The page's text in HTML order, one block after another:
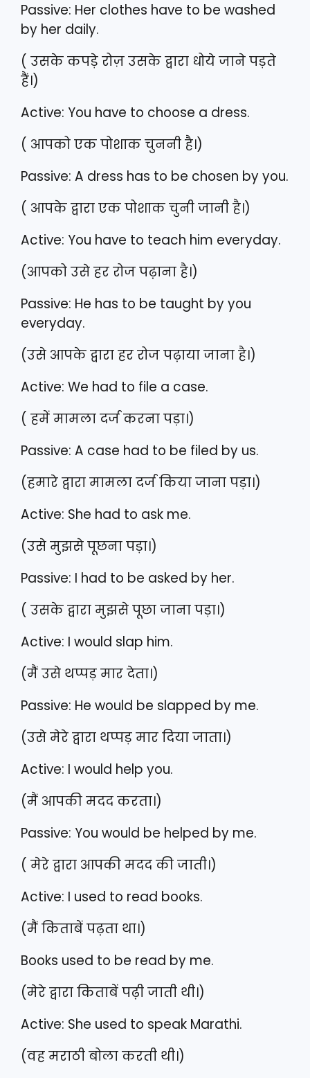
Passive: Her clothes have to be washed
by her daily.
( उसके कपड़े रोज़ उसके द्वारा धोये जाने पड़ते
हैं।)
Active: You have to choose a dress.
( आपको एक पोशाक चुननी है।)
Passive: A dress has to be chosen by you.
( आपके द्वारा एक पोशाक चुनी जानी है।)
Active: You have to teach him everyday.
(आपको उसे हर रोज पढ़ाना है।)
Passive: He has to be taught by you
everyday.
(उसे आपके द्वारा हर रोज पढ़ाया जाना है।)
Active: We had to file a case.
( हमें मामला दर्ज करना पड़ा।)
Passive: A case had to be filed by us.
(हमारे द्वारा मामला दर्ज किया जाना पड़ा।)
Active: She had to ask me.
(उसे मुझसे पूछना पड़ा।)
Passive: I had to be asked by her.
( उसके द्वारा मुझसे पूछा जाना पड़ा।)
Active: I would slap him.
(मैं उसे थप्पड़ मार देता।)
Passive: He would be slapped by me.
(उसे मेरे द्वारा थप्पड़ मार दिया जाता।)
Active: I would help you.
(मैं आपकी मदद करता।)
Passive: You would be helped by me.
( मेरे द्वारा आपकी मदद की जाती।)
Active: I used to read books.
(मैं किताबें पढ़ता था।)
Books used to be read by me.
(मेरे द्वारा किताबें पढ़ी जाती थी।)
Active: She used to speak Marathi.
(वह मराठी बोला करती थी।)